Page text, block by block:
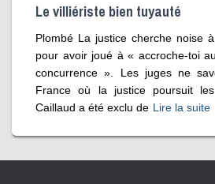
Le villiériste bien tuyauté
Plombé La justice cherche noise
pour avoir joué à « accroche-toi
concurrence ». Les juges ne
France où la justice poursuit
Caillaud a été exclu de Lire la suite